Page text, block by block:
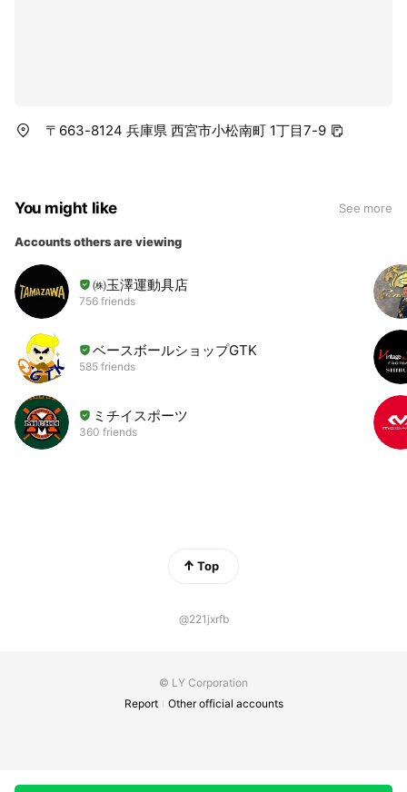
〒663-8124 兵庫県 西宮市小松南町 1丁目7-9
You might like See more
Accounts others are viewing
㈱玉澤運動具店
756 friends
ベースボールショップGTK
585 friends
ミチイスポーツ
360 friends
Top
@221jxrfb
© LY Corporation
Report
Other official accounts